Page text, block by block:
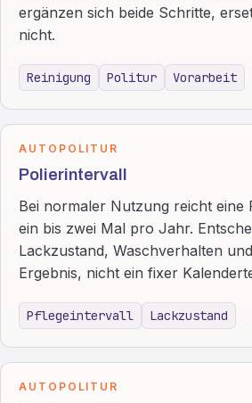
ergänzen sich beide Schritte,
nicht.
Reinigung Politur Vorarbeit
AUTOPOLITUR
Polierintervall
Bei normaler Nutzung reicht eine
ein bis zwei Mal pro Jahr.
Lackzustand, Waschverhalten
Ergebnis, nicht ein fixer
Pflegeintervall Lackzustand
AUTOPOLITUR